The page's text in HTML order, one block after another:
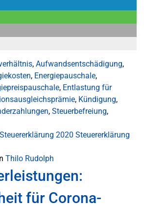
, Aufwandsentschädigung,
, Energiepauschale,
, Entlastung für
, Kündigung,
, Steuerbefreiung,
Steuererklärung 2020 Steuererklärung
Thilo Rudolph
für Corona-